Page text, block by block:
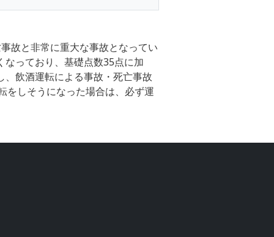
故と非常に重大な事故となってい
なっており、基礎点数35点に加
飲酒運転による事故・死亡事故
をしそうになった場合は、必ず運